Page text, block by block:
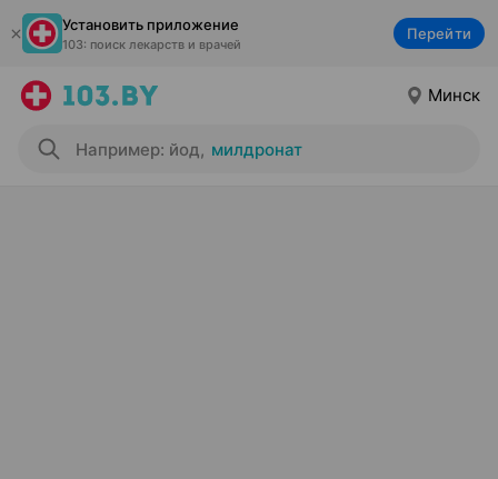
Установить приложение
103: поиск лекарств и врачей
Перейти
Минск
Например: йод, милдронат